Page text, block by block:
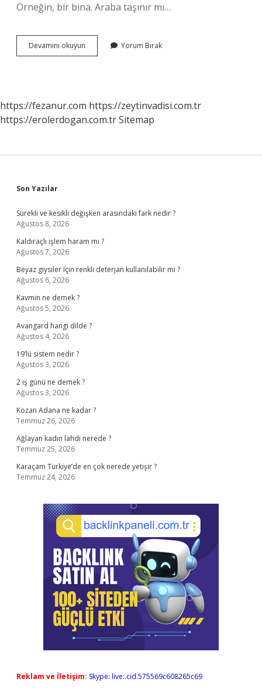
Örneğin, bir bina. Araba taşınır mı…
Devamını okuyun
Ve
Yorum Bırak
https://fezanur.com https://zeytinvadisi.com.tr
https://erolerdogan.com.trSitemap
Sidebar
Son Yazılar
Sürekli ve kesikli değişken arasındaki fark nedir ?
Ağustos 8, 2026
Kaldıraçlı işlem haram mı ?
Ağustos 7, 2026
Beyaz giysiler için renkli deterjan kullanılabilir mi ?
Ağustos 6, 2026
Kavmin ne demek ?
Ağustos 5, 2026
Avangard hangi dilde ?
Ağustos 4, 2026
19’lü sistem nedir ?
Ağustos 3, 2026
2 iş günü ne demek ?
Ağustos 3, 2026
Kozan Adana ne kadar ?
Temmuz 26, 2026
Ağlayan kadın lahdi nerede ?
Temmuz 25, 2026
Karaçam Türkiye’de en çok nerede yetişir ?
Temmuz 24, 2026
Reklam ve İletişim: Skype: live:.cid.575569c608265c69